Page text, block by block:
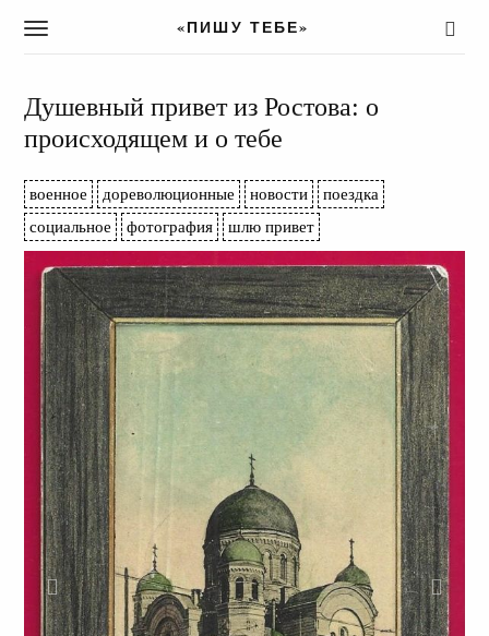
T
g
l
e
a
v
i
a
«ПИШУ ТЕБЕ»
Душевный привет из Ростова: о
происходящем и о тебе
военное дореволюционные новости
поездка
социальное
фотография шлю привет